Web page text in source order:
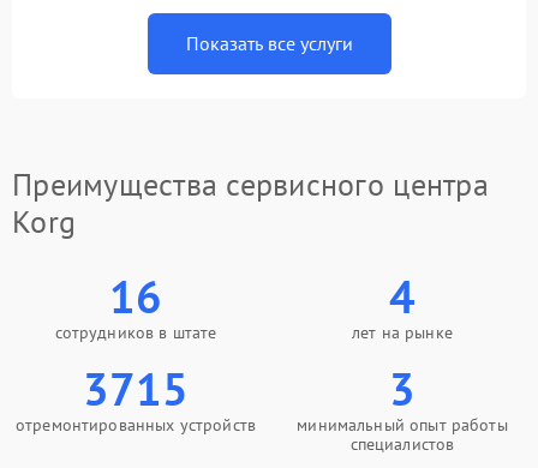
Показать все услуги
Преимущества сервисного центра
Korg
16
сотрудников в штате
4
лет на рынке
3715
отремонтированных устройств
3
минимальный опыт работы
специалистов